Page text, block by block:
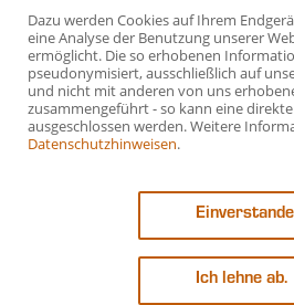
o
k
i
e
Dazu werden Cookies auf Ihrem
eine Analyse der Benutzung unserer
ermöglicht. Die so erhobenen
pseudonymisiert, ausschließlich auf
und nicht mit anderen von uns
zusammengeführt - so kann eine
ausgeschlossen werden. Weitere
Datenschutzhinweisen.
Ich lehne ab.
Vorträge